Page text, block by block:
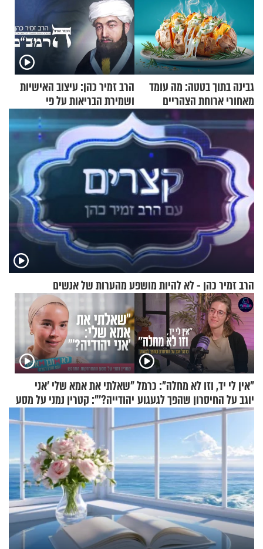
גבינה בתוך בטטה: מה עומד
מאחורי ארוחת הצהריים
שכבשה את הרשת?
הרב זמיר כהן: עיצוב האישיות
ושמירת הבריאות על פי
הרמב"ם - פרק 11
הרב זמיר כהן - לא להיות מושפע מהערות של אנשים
"אין לי יד, וזו לא מחלה": כרמל
יוגב על החיסרון שהפך לגעגוע
"שאלתי את אמא שלי 'אני
יהודייה?'": קטרין נמני על מסע